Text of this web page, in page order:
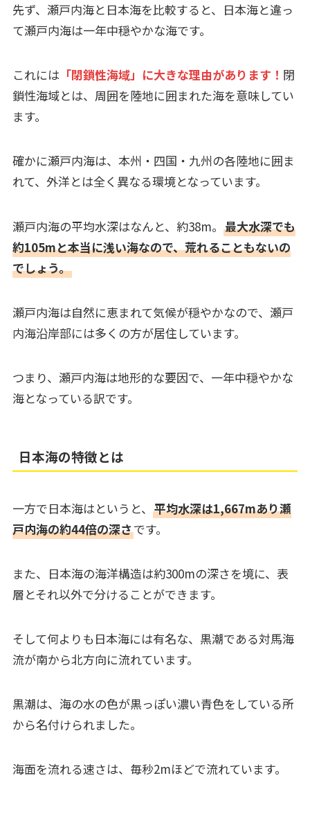
先ず、瀬戸内海と日本海を比較すると、日本海と違っ
て瀬戸内海は一年中穏やかな海です。
これには「閉鎖性海域」に大きな理由があります！ 閉
鎖性海域とは、周囲を陸地に囲まれた海を意味してい
ます。
確かに瀬戸内海は、本州・四国・九州の各陸地に囲ま
れて、外洋とは全く異なる環境となっています。
瀬戸内海の平均水深はなんと、約38m。 最大水深でも
約105mと本当に浅い海なので、荒れることもないの
でしょう。
瀬戸内海は自然に恵まれて気候が穏やかなので、瀬戸
内海沿岸部には多くの方が居住しています。
つまり、瀬戸内海は地形的な要因で、一年中穏やかな
海となっている訳です。
日本海の特徴とは
一方で日本海はというと、 平均水深は1,667mあり瀬
戸内海の約44倍の深さです。
また、日本海の海洋構造は約300mの深さを境に、表
層とそれ以外で分けることができます。
そして何よりも日本海には有名な、黒潮である対馬海
流が南から北方向に流れています。
黒潮は、海の水の色が黒っぽい濃い青色をしている所
から名付けられました。
海面を流れる速さは、毎秒2mほどで流れています。